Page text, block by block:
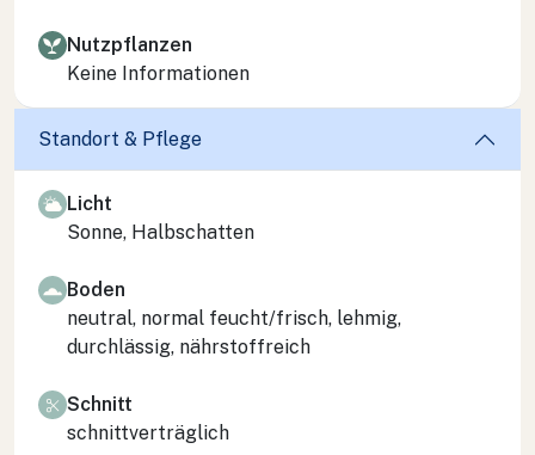
Nutzpflanzen
Keine Informationen
Standort & Pflege
Licht
Sonne, Halbschatten
Boden
neutral, normal feucht/frisch, lehmig,
durchlässig, nährstoffreich
Schnitt
schnittverträglich